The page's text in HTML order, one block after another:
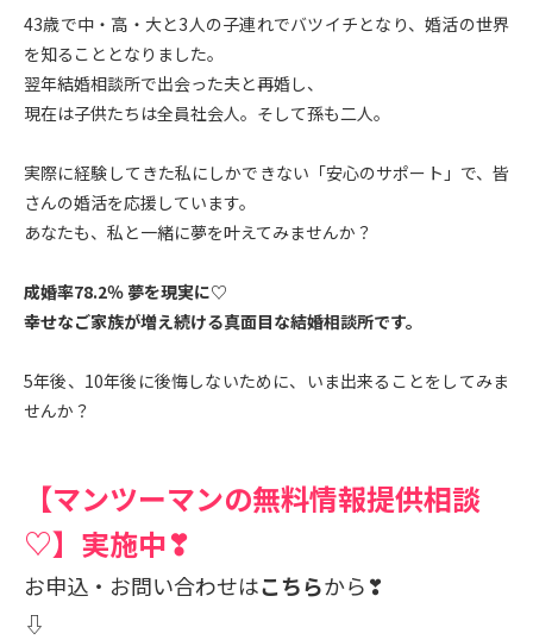
43歳で中・高・大と3人の子連れでバツイチとなり、婚活の世界
を知ることとなりました。
翌年結婚相談所で出会った夫と再婚し、
現在は子供たちは全員社会人。そして孫も二人。
実際に経験してきた私にしかできない「安心のサポート」で、皆
さんの婚活を応援しています。
あなたも、私と一緒に夢を叶えてみませんか？
成婚率78.2％ 夢を現実に♡
幸せなご家族が増え続ける真面目な結婚相談所です。
5年後、10年後に後悔しないために、いま出来ることをしてみま
せんか？
【マンツーマンの無料情報提供相談
♡】実施中❣
お申込・お問い合わせはこちらから❣
⇩